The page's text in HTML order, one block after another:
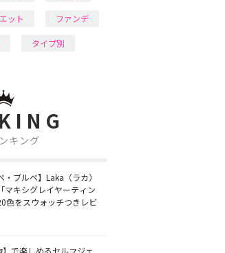
ット ファンデ
タイプ別
キング
・ブルベ】Laka（ラカ）
マキシグレイヤーティン
色をスウォッチつきレビ